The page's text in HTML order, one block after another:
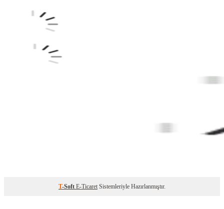
T-Soft E-Ticaret Sistemleriyle Hazırlanmıştır.